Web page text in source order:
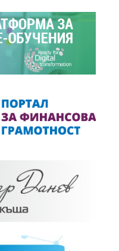
+
погледа на
на БСК "2017 г....
погледа на бизнеса"